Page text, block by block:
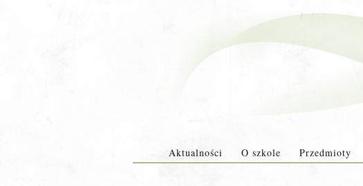
Aktualności O szkole Przedmioty